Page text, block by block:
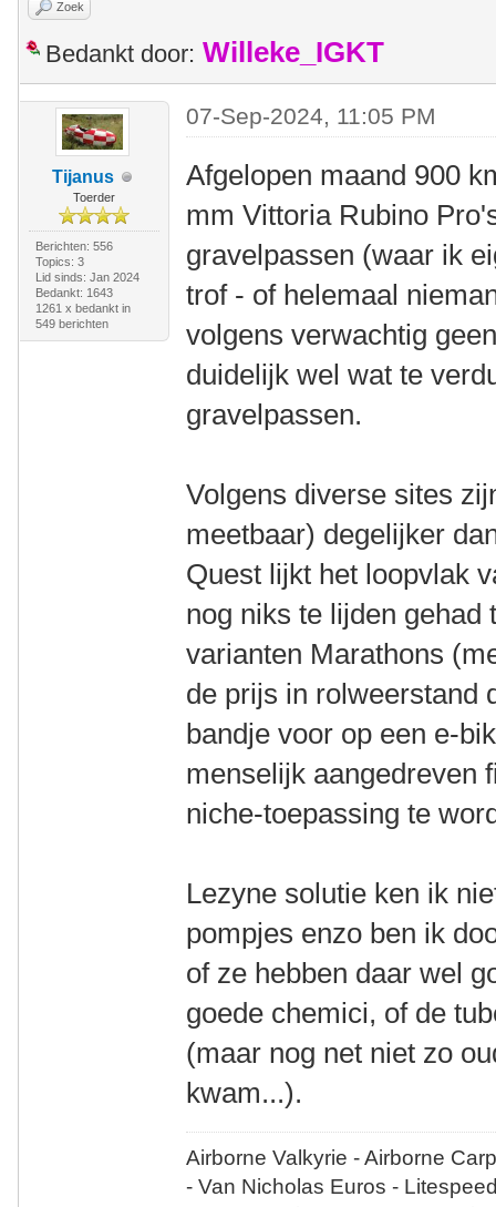
Zoek
Bedankt door: Willeke_IGKT
Tijanus
Toerder
Berichten: 556
Topics: 3
Lid sinds: Jan 2024
Bedankt: 1643
1261 x bedankt in
549 berichten
07-Sep-2024, 11:05 PM
Afgelopen maand 900
mm Vittoria Rubino
gravelpassen (waar ik
trof - of helemaal
volgens verwachtig
duidelijk wel wat te
gravelpassen.
Volgens diverse sites
meetbaar) degelijker
Quest lijkt het loopvlak
nog niks te lijden
varianten Marathons
de prijs in rolweerstand
bandje voor op een e-
menselijk aangedreven
niche-toepassing te
Lezyne solutie ken ik
pompjes enzo ben ik
of ze hebben daar wel
goede chemici, of de
(maar nog net niet zo
kwam...).
Airborne Valkyrie - Airborne
- Van Nicholas Euros -